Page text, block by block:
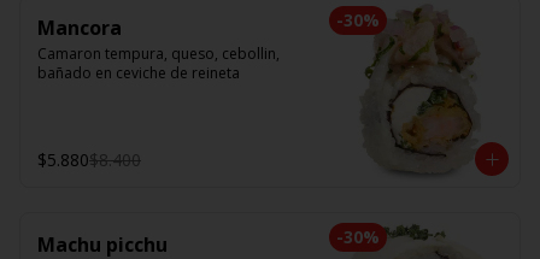
-30%
Mancora
Camaron tempura, queso, cebollin,
bañado en ceviche de reineta
$5.880$8.400
-30%
Machu picchu